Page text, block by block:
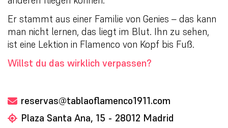
Er stammt aus einer Familie von Genies – das kann
man nicht lernen, das liegt im Blut. Ihn zu sehen,
ist eine Lektion in Flamenco von Kopf bis Fuß.
Willst du das wirklich verpassen?
reservas@tablaoflamenco1911.com
Plaza Santa Ana, 15 - 28012 Madrid